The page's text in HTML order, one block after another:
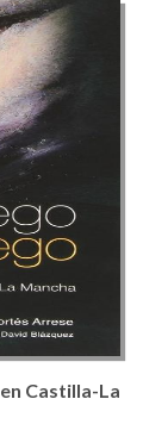
Castilla-La